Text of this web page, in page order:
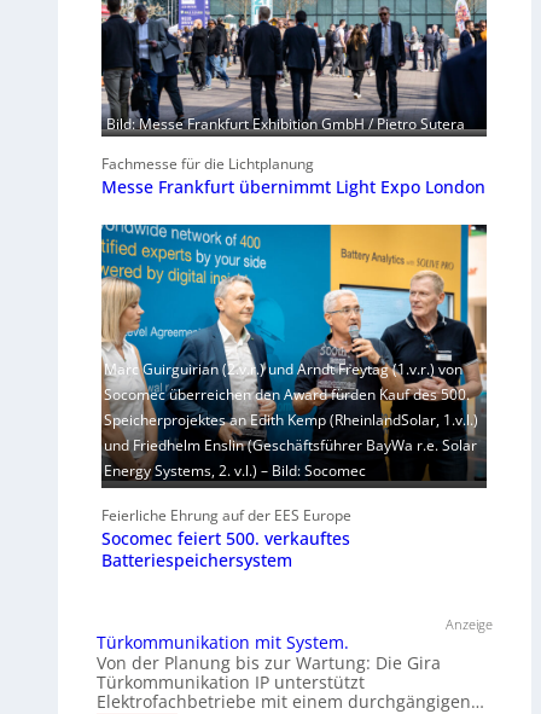
Bild: Messe Frankfurt Exhibition GmbH / Pietro Sutera
Fachmesse für die Lichtplanung
Messe Frankfurt übernimmt Light Expo London
Marc Guirguirian (2.v.r.) und Arndt Freytag (1.v.r.) von
Socomec überreichen den Award fürden Kauf des 500.
Speicherprojektes an Edith Kemp (RheinlandSolar, 1.v.l.)
und Friedhelm Enslin (Geschäftsführer BayWa r.e. Solar
Energy Systems, 2. v.l.) – Bild: Socomec
Feierliche Ehrung auf der EES Europe
Socomec feiert 500. verkauftes
Batteriespeichersystem
Anzeige
Türkommunikation mit System.
Von der Planung bis zur Wartung: Die Gira
Türkommunikation IP unterstützt
Elektrofachbetriebe mit einem durchgängigen…